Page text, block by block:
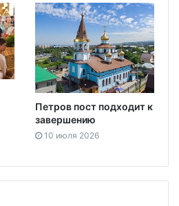
Петров пост подходит к
завершению
10 июля 2026